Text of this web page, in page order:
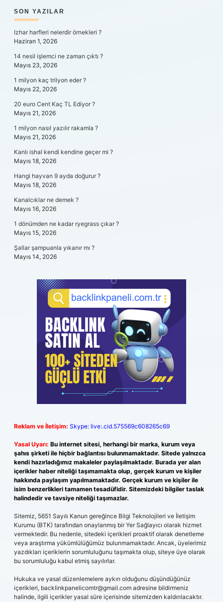
SIDEBAR
SON YAZILAR
Izhar harfleri nelerdir örnekleri ?
Haziran 1, 2026
14 nesil işlemci ne zaman çıktı ?
Mayıs 23, 2026
1 milyon kaç trilyon eder ?
Mayıs 22, 2026
20 euro Cent Kaç TL Ediyor ?
Mayıs 21, 2026
1 milyon nasıl yazılır rakamla ?
Mayıs 21, 2026
Kanlı ishal kendi kendine geçer mi ?
Mayıs 18, 2026
Hangi hayvan 9 ayda doğurur ?
Mayıs 18, 2026
Kanalcıklar ne demek ?
Mayıs 16, 2026
1 dönümden ne kadar ryegrass çıkar ?
Mayıs 15, 2026
Şallar şampuanla yıkanır mı ?
Mayıs 14, 2026
Reklam ve İletişim: Skype: live:.cid.575569c608265c69
Yasal Uyarı: Bu internet sitesi, herhangi bir marka, kurum veya
şahıs şirketi ile hiçbir bağlantısı bulunmamaktadır. Sitede yalnızca
kendi hazırladığımız makaleler paylaşılmaktadır. Burada yer alan
içerikler haber niteliği taşımamakta olup, gerçek kurum ve kişiler
hakkında paylaşım yapılmamaktadır. Gerçek kurum ve kişiler ile
isim benzerlikleri tamamen tesadüfidir. Sitemizdeki bilgiler taslak
halindedir ve tavsiye niteliği taşımazlar.
Sitemiz, 5651 Sayılı Kanun gereğince Bilgi Teknolojileri ve İletişim
Kurumu (BTK) tarafından onaylanmış bir Yer Sağlayıcı olarak hizmet
vermektedir. Bu nedenle, sitedeki içerikleri proaktif olarak denetleme
veya araştırma yükümlülüğümüz bulunmamaktadır. Ancak, üyelerimiz
yazdıkları içeriklerin sorumluluğunu taşımakta olup, siteye üye olarak
bu sorumluluğu kabul etmiş sayılırlar.
Hukuka ve yasal düzenlemelere aykırı olduğunu düşündüğünüz
içerikleri, backlinkpanelicomtr@gmail.com adresine bildirmeniz
halinde, ilgili içerikler yasal süre içerisinde sitemizden kaldırılacaktır.